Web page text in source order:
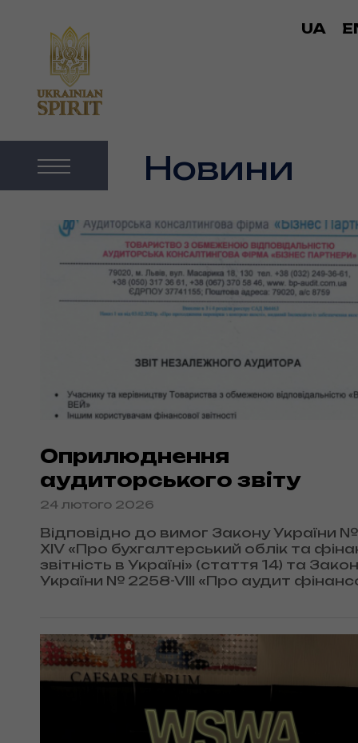
UA
Новини
Оприлюднення
аудиторського звіту
24 лютого 2026
Відповідно до вимог Закону України
XIV «Про бухгалтерський облік та
звітність в Україні» (стаття 14) та
України № 2258-VIII «Про аудит
оприлюднювати…